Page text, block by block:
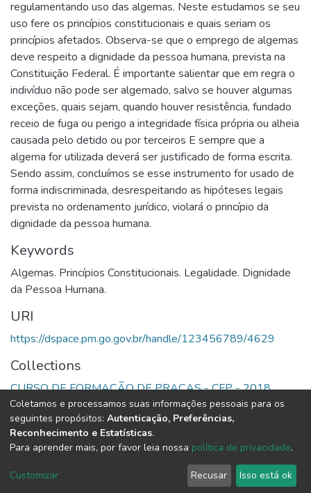
regulamentando uso das algemas. Neste estudamos se seu
uso fere os princípios constitucionais e quais seriam os
princípios afetados. Observa-se que o emprego de algemas
deve respeito a dignidade da pessoa humana, prevista na
Constituição Federal. É importante salientar que em regra o
indivíduo não pode ser algemado, salvo se houver algumas
exceções, quais sejam, quando houver resistência, fundado
receio de fuga ou perigo a integridade física própria ou alheia
causada pelo detido ou por terceiros E sempre que a
algema for utilizada deverá ser justificado de forma escrita.
Sendo assim, concluímos se esse instrumento for usado de
forma indiscriminada, desrespeitando as hipóteses legais
prevista no ordenamento jurídico, violará o princípio da
dignidade da pessoa humana.
Keywords
Algemas. Princípios Constitucionais. Legalidade. Dignidade
da Pessoa Humana.
URI
https://dspace.pm.go.gov.br/handle/123456789/4629
Collections
CURSO DE FORMAÇÃO DE PRAÇAS - CFP - 2018
Full item page
DSpace software copyright © 2002-2026 LYRASIS
Cookie
End User
Agreement
Send
Feedback
Coletamos e processamos suas informações pessoais para os
seguintes propósitos: Autenticação, Preferências,
Reconhecimento e Estatísticas.
Para aprender mais, por favor leia nossa política de privacidade.
Customizar Recusar Isso está ok